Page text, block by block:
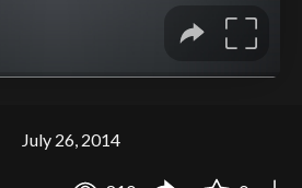
July 26, 2014